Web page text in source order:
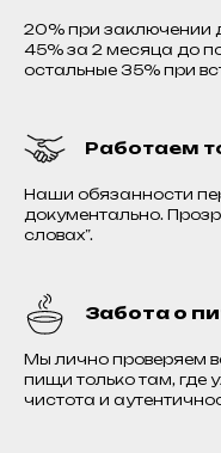
20% при заключении
45% за 2 месяца до
остальные 35% при
Работаем
Наши обязанности
документально.
словах”.
Забота о
Мы лично проверяем
пищи только там, где
чистота и